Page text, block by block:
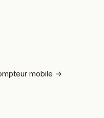
mobile →